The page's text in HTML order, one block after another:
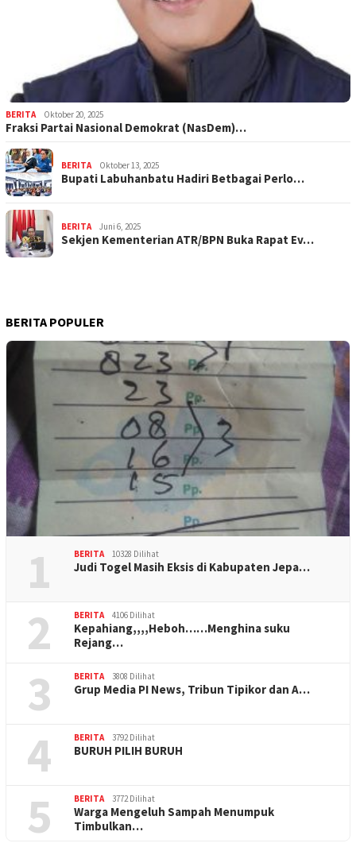
BERITA Oktober 20, 2025
Fraksi Partai Nasional Demokrat (NasDem)…
BERITA Oktober 13, 2025
Bupati Labuhanbatu Hadiri Betbagai Perlo…
BERITA Juni 6, 2025
Sekjen Kementerian ATR/BPN Buka Rapat Ev…
BERITA POPULER
1 BERITA 10328 Dilihat
Judi Togel Masih Eksis di Kabupaten Jepa…
2 BERITA 4106 Dilihat
Kepahiang,,,,Heboh……Menghina suku
Rejang…
3 BERITA 3808 Dilihat
Grup Media PI News, Tribun Tipikor dan A…
4 BERITA 3792 Dilihat
BURUH PILIH BURUH
5 BERITA 3772 Dilihat
Warga Mengeluh Sampah Menumpuk
Timbulkan…